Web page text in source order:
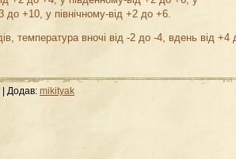
до +10, у північному-від +2 до +6.
температура вночі від -2 до -4, вдень від +4
Додав: mikityak